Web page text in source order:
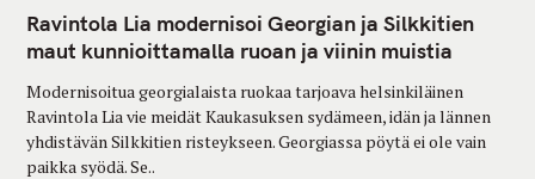
T
E
G
O
I
E
S
Ravintola Lia modernisoi Georgian ja Silkkitien
maut kunnioittamalla ruoan ja viinin muistia
Modernisoitua georgialaista ruokaa tarjoava helsinkiläinen
Ravintola Lia vie meidät Kaukasuksen sydämeen, idän ja lännen
yhdistävän Silkkitien risteykseen. Georgiassa pöytä ei ole vain
paikka syödä. Se..